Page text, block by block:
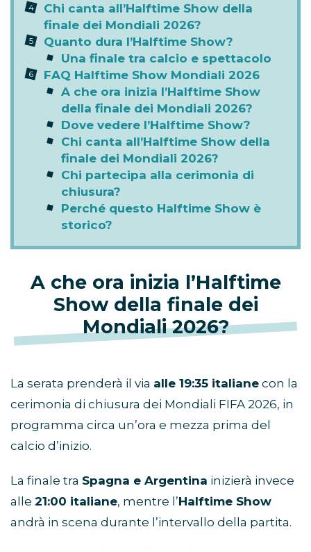
Chi canta all’Halftime Show della
finale dei Mondiali 2026?
Quanto dura l’Halftime Show?
Una finale tra calcio e spettacolo
FAQ Halftime Show Mondiali 2026
A che ora inizia l’Halftime Show
della finale dei Mondiali 2026?
Dove vedere l’Halftime Show?
Chi canta all’Halftime Show della
finale dei Mondiali 2026?
Chi partecipa alla cerimonia di
chiusura?
Perché questo Halftime Show è
storico?
A che ora inizia l’Halftime
Show della finale dei
Mondiali 2026?
La serata prenderà il via alle 19:35 italiane con la
cerimonia di chiusura dei Mondiali FIFA 2026, in
programma circa un’ora e mezza prima del
calcio d’inizio.
La finale tra Spagna e Argentina inizierà invece
alle 21:00 italiane, mentre l’Halftime Show
andrà in scena durante l’intervallo della partita.